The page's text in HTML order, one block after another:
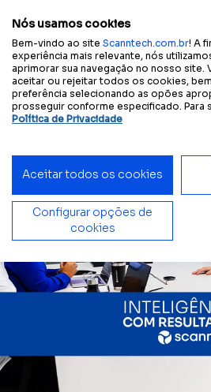
experiência acessível:
Início Blog
Nós usamos cookies
Bem-vindo ao site Scanntech.com.br! A
experiência mais relevante, nós
aprimorar sua navegação no nosso
aceitar ou rejeitar todos os cookies,
preferência selecionando as opões
prosseguir conforme especificado. Para
Política de Privacidade
Aceitar todos os cookies
Configurar opções de
cookies